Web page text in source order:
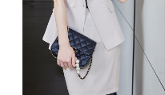
パーティー 卒業式 入学式 卒園
式 入園式 お呼ばれ グレー ネ
イビー ブラック 10代 20代 30
代 40代 C-WAW1057